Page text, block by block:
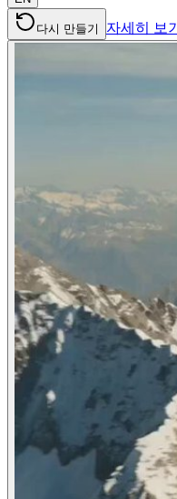
다시 만들기 자세히 보기